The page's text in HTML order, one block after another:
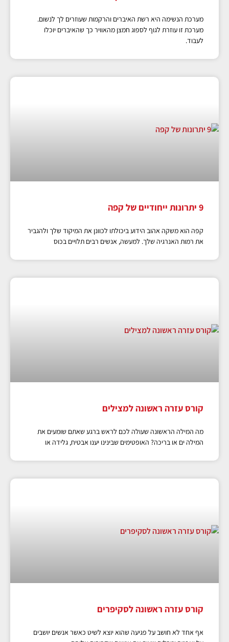
מערכת הנשימה היא רשת האיברים והרקמות שעוזרים לך לנשום.
מערכת זו עוזרת לגוף לספוג חמצן מהאוויר כך שהאיברים יוכלו
לעבוד.
9 יתרונות ייחודיים של קפה
קפה הוא משקה אהוב הידוע ביכולתו לכוונן את המיקוד שלך ולהגביר
את רמות האנרגיה שלך. למעשה, אנשים רבים תלויים בכוס
קורס עזרה ראשונה למצילים
מה המילה הראשונה שעולה לכם לראש ברגע שאתם שומעים את
המילה ים או בריכה? האופטימים שבינינו יענו אבטיח, גלידה או
קורס עזרה ראשונה לסקיפרים
אף אחד לא חושב על פגיעה שהוא יוצא לשיט כאשר אנשים יושבים